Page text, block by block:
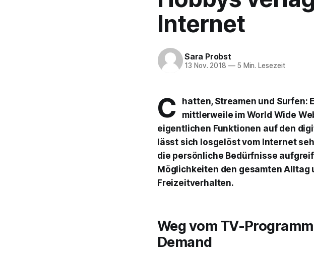
Internet
Sara Probst
13 Nov. 2018 —5 Min. Lesezeit
C
hatten, Streamen und Surfen:
mittlerweile im World Wide
eigentlichen Funktionen auf den
lässt sich losgelöst vom Internet
die persönliche Bedürfnisse
Möglichkeiten den gesamten Alltag
Freizeitverhalten.
Weg vom TV-
Demand